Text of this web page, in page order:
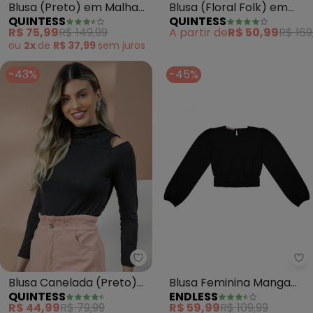
Blusa (Preto) em Malha
Tweed
QUINTESS
R$ 75,99R$ 149,99
ou 2x de R$ 37,99 sem juros
Blusa (Floral Folk) em
Tule
QUINTESS
A partir deR$ 50,99R$
-43%
Quintess - Blusa Canelada
Blusa Canelada (Preto)
com Ombros Vazados
QUINTESS
R$ 44,99R$ 79,99
-45%
Blusa Feminina Manga
Longa (Preto)
ENDLESS
R$ 59,99R$ 109,99